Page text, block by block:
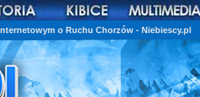
o Ruchu Chorzów - Niebiescy.pl